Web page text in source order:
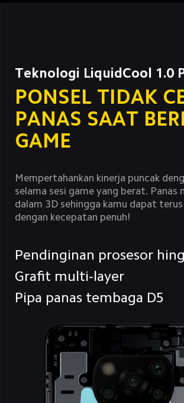
Teknologi LiquidCool 1.0
PONSEL TIDAK
PANAS SAAT
GAME
Mempertahankan kinerja puncak
selama sesi game yang berat. Panas
dalam 3D sehingga kamu dapat
dengan kecepatan penuh!
Pendinginan prosesor
Grafit multi-layer
Pipa panas tembaga D5